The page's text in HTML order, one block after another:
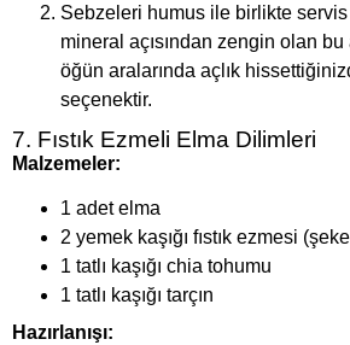
Sebzeleri humus ile birlikte
mineral açısından zengin olan bu
öğün aralarında açlık
seçenektir.
7. Fıstık Ezmeli Elma Dilimleri
Malzemeler:
1 adet elma
2 yemek kaşığı fıstık ezmesi
1 tatlı kaşığı chia tohumu
1 tatlı kaşığı tarçın
Hazırlanışı: